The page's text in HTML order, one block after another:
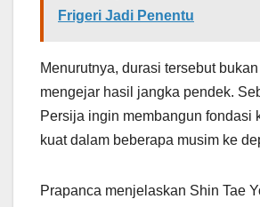
Frigeri Jadi Penentu
Menurutnya, durasi tersebut
mengejar hasil jangka pendek.
Persija ingin membangun fondasi
kuat dalam beberapa musim ke
Prapanca menjelaskan Shin Tae